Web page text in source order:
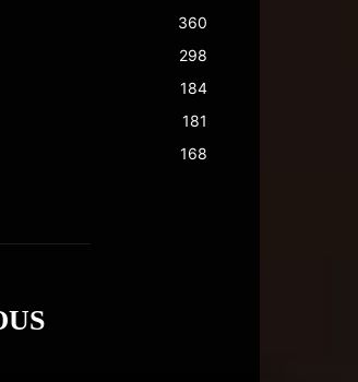
360
298
184
181
168